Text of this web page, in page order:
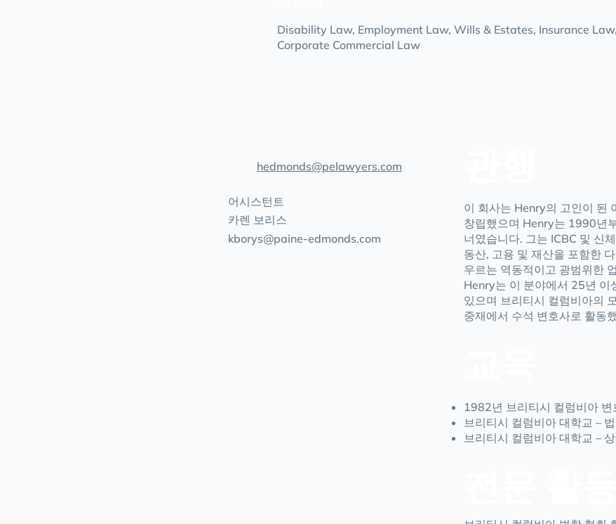
Disability Law, Employment Law, Wills & Estates, Insurance Law,
Corporate Commercial Law
hedmonds@pelawyers.com
어시스턴트
카렌 보리스
kborys@paine-edmonds.com
이 회사는 Henry의 고인이 된
창립했으며 Henry는 1990년
너였습니다. 그는 ICBC 및 신
동산, 고용 및 재산을 포함한
우르는 역동적이고 광범위한
Henry는 이 분야에서 25년 이
있으며 브리티시 컬럼비아의
중재에서 수석 변호사로 활동
1982년 브리티시 컬럼비아 변
브리티시 컬럼비아 대학교 –
브리티시 컬럼비아 대학교 –